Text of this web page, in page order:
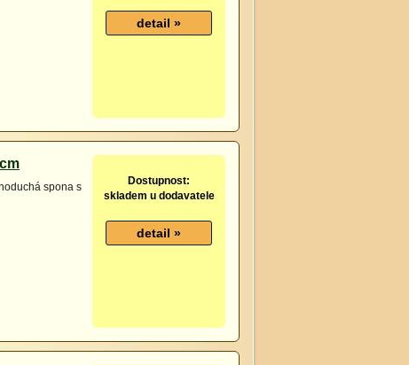
spona s
Dostupnost:
skladem u dodavatele